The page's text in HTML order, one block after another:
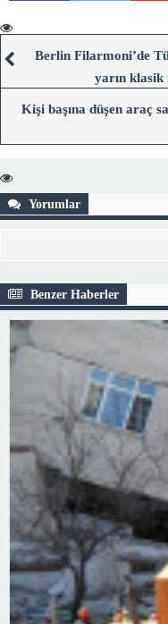
Berlin Filarmoni’de
yarın
Kişi başına düşen araç
Yorumlar
Benzer Haberler